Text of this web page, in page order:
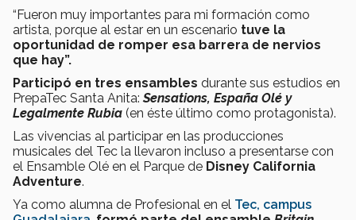
“Fueron muy importantes para mi formación como
artista, porque al estar en un escenario tuve la
oportunidad de romper esa barrera de nervios
que hay”.
Participó en tres ensambles durante sus estudios en
PrepaTec Santa Anita:Sensations, España Olé y
Legalmente Rubia (en éste último como protagonista).
Las vivencias al participar en las producciones
musicales del Tec la llevaron incluso a presentarse con
el Ensamble Olé en el Parque de Disney California
Adventure.
Ya como alumna de Profesional en el Tec, campus